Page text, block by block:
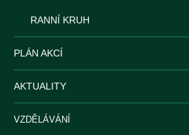
RANNÍ KRUH
PLÁN AKCÍ
AKTUALITY
VZDĚLÁVÁNÍ